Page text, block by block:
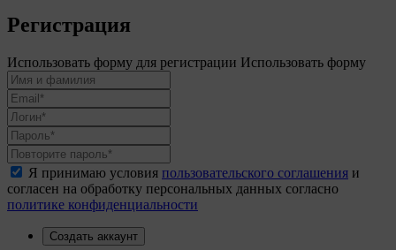
Регистрация
Использовать форму для регистрации Использовать форму
Я принимаю условия пользовательского соглашения и
согласен на обработку персональных данных согласно
политике конфиденциальности
Создать аккаунт